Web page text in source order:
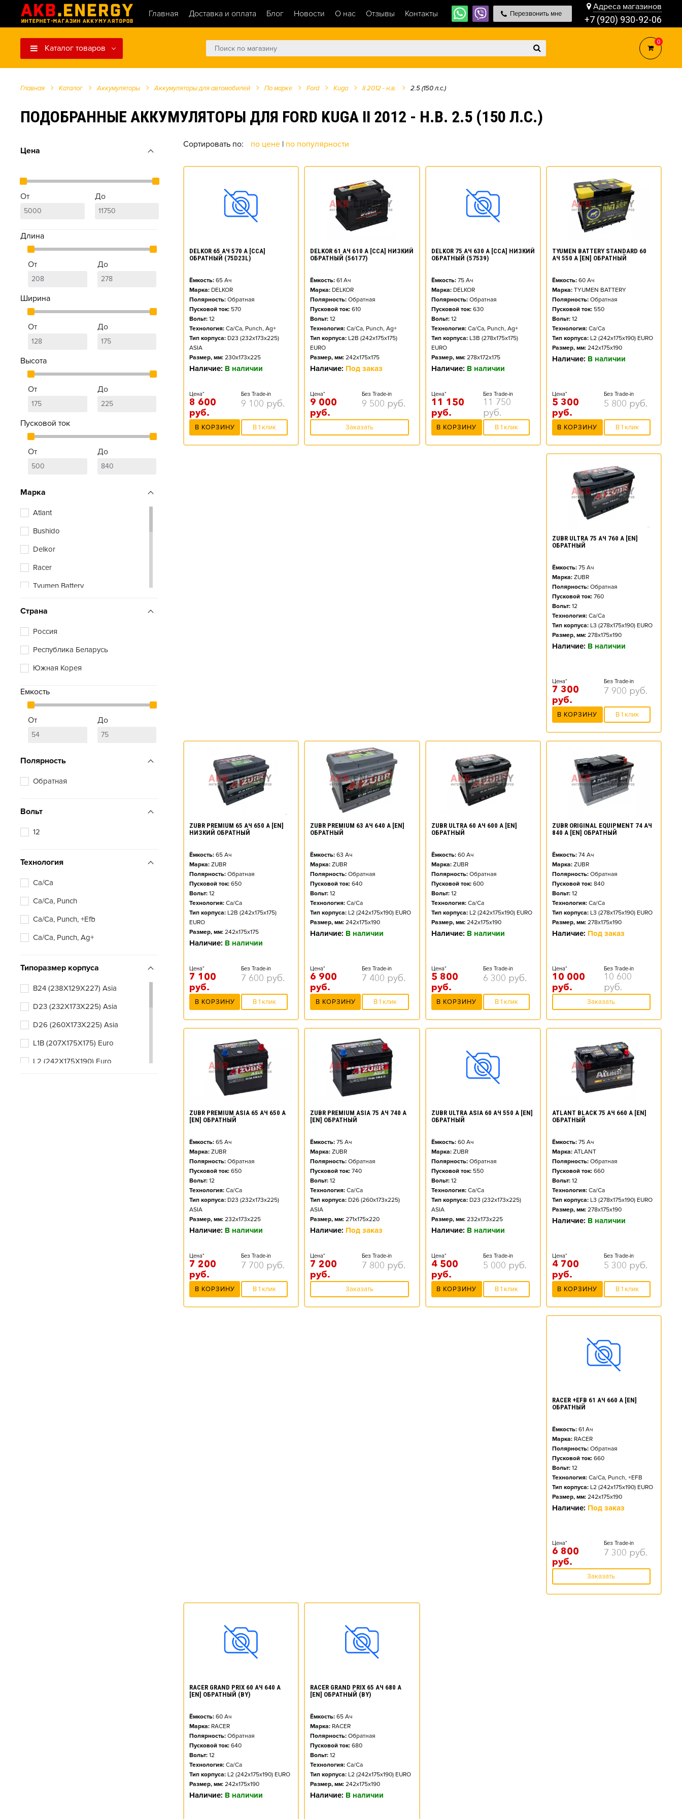
Главная Доставка и оплата Блог Новости О нас Отзывы Контакты Перезвонить мне
Адреса магазинов
+7 (920) 930-92-06
Каталог товаров
0
Главная Каталог Аккумуляторы Аккумуляторы для автомобилей По марке Ford Kuga II 2012 - н.в. 2.5 (150 л.с.)
ПОДОБРАННЫЕ АККУМУЛЯТОРЫ ДЛЯ FORD KUGA II 2012 - Н.В. 2.5 (150 Л.С.)
Цена
От До
Длина
От До
Ширина
От До
Высота
От До
Пусковой ток
От До
Марка
Atlant
Bushido
Delkor
Racer
Tyumen Battery
Страна
Россия
Республика Беларусь
Южная Корея
Емкость
От До
Полярность
Обратная
Вольт
12
Технология
Ca/Ca
Ca/Ca, Punch
Ca/Ca, Punch, +Efb
Ca/Ca, Punch, Ag+
Типоразмер корпуса
B24 (238X129X227) Asia
D23 (232X173X225) Asia
D26 (260X173X225) Asia
L1B (207X175X175) Euro
L2 (242X175X190) Euro
Сортировать по: по цене | по популярности
DELKOR 65 АЧ 570 А [CCA]
ОБРАТНЫЙ (75D23L)
Ёмкость: 65 Ач
Марка: DELKOR
Полярность: Обратная
Пусковой ток: 570
Вольт: 12
Технология: Ca/Ca, Punch, Ag+
Тип корпуса: D23 (232x173x225)
ASIA
Размер, мм: 230x173x225
Наличие: В наличии
Цена*
8 600
руб.
Без Trade-in
9 100 руб.
В КОРЗИНУ В 1 клик
DELKOR 61 АЧ 610 А [CCA] НИЗКИЙ
ОБРАТНЫЙ (56177)
Ёмкость: 61 Ач
Марка: DELKOR
Полярность: Обратная
Пусковой ток: 610
Вольт: 12
Технология: Ca/Ca, Punch, Ag+
Тип корпуса: L2B (242x175x175)
EURO
Размер, мм: 242x175x175
Наличие: Под заказ
Цена*
9 000
руб.
Без Trade-in
9 500 руб.
Заказать
DELKOR 75 АЧ 630 А [CCA] НИЗКИЙ
ОБРАТНЫЙ (57539)
Ёмкость: 75Ач
Марка: DELKOR
Полярность: Обратная
Пусковой ток: 630
Вольт: 12
Технология: Ca/Ca, Punch, Ag+
Тип корпуса: L3B (278x175x175)
EURO
Размер, мм: 278x172x175
Наличие: В наличии
Цена*
11 150
руб.
Без Trade-in
11 750
руб.
В КОРЗИНУ В 1 клик
TYUMEN BATTERY STANDARD 60
АЧ 550 А [EN] ОБРАТНЫЙ
Ёмкость: 60Ач
Марка: TYUMEN BATTERY
Полярность: Обратная
Пусковой ток: 550
Вольт: 12
Технология: Ca/Ca
Тип корпуса: L2 (242x175x190) EURO
Размер, мм: 242x175x190
Наличие: В наличии
Цена*
5 300
руб.
Без Trade-in
5 800 руб.
В КОРЗИНУ В 1 клик
ZUBR ULTRA 75 АЧ 760 А [EN]
ОБРАТНЫЙ
Ёмкость: 75Ач
Марка: ZUBR
Полярность: Обратная
Пусковой ток: 760
Вольт: 12
Технология: Ca/Ca
Тип корпуса: L3 (278x175x190) EURO
Размер, мм: 278x175x190
Наличие: В наличии
Цена*
7 300
руб.
Без Trade-in
7 900 руб.
В КОРЗИНУ В 1 клик
ZUBR PREMIUM 65 АЧ 650 А [EN]
НИЗКИЙ ОБРАТНЫЙ
Ёмкость: 65 Ач
Марка: ZUBR
Полярность: Обратная
Пусковой ток: 650
Вольт: 12
Технология: Ca/Ca
Тип корпуса: L2B (242x175x175)
EURO
Размер, мм: 242x175x175
Наличие: В наличии
Цена*
7 100
руб.
Без Trade-in
7 600 руб.
В КОРЗИНУ В 1 клик
ZUBR PREMIUM 63 АЧ 640 А [EN]
ОБРАТНЫЙ
Ёмкость: 63 Ач
Марка: ZUBR
Полярность: Обратная
Пусковой ток: 640
Вольт: 12
Технология: Ca/Ca
Тип корпуса: L2 (242x175x190) EURO
Размер, мм: 242x175x190
Наличие: В наличии
Цена*
6 900
руб.
Без Trade-in
7 400 руб.
В КОРЗИНУ В 1 клик
ZUBR ULTRA 60 АЧ 600 А [EN]
ОБРАТНЫЙ
Ёмкость: 60Ач
Марка: ZUBR
Полярность: Обратная
Пусковой ток: 600
Вольт: 12
Технология: Ca/Ca
Тип корпуса: L2 (242x175x190) EURO
Размер, мм: 242x175x190
Наличие: В наличии
Цена*
5 800
руб.
Без Trade-in
6 300 руб.
В КОРЗИНУ В 1 клик
ZUBR ORIGINAL EQUIPMENT 74 АЧ
840 А [EN] ОБРАТНЫЙ
Ёмкость: 74Ач
Марка: ZUBR
Полярность: Обратная
Пусковой ток: 840
Вольт: 12
Технология: Ca/Ca
Тип корпуса: L3 (278x175x190) EURO
Размер, мм: 278x175x190
Наличие: Под заказ
Цена*
10 000
руб.
Без Trade-in
10 600
руб.
Заказать
ZUBR PREMIUM ASIA 65 АЧ 650 А
[EN] ОБРАТНЫЙ
Ёмкость: 65 Ач
Марка: ZUBR
Полярность: Обратная
Пусковой ток: 650
Вольт: 12
Технология: Ca/Ca
Тип корпуса: D23 (232x173x225)
ASIA
Размер, мм: 232x173x225
Наличие: В наличии
Цена*
7 200
руб.
Без Trade-in
7 700 руб.
В КОРЗИНУ В 1 клик
ZUBR PREMIUM ASIA 75 АЧ 740 А
[EN] ОБРАТНЫЙ
Ёмкость: 75 Ач
Марка: ZUBR
Полярность: Обратная
Пусковой ток: 740
Вольт: 12
Технология: Ca/Ca
Тип корпуса: D26 (260x173x225)
ASIA
Размер, мм: 271x175x220
Наличие: Под заказ
Цена*
7 200
руб.
Без Trade-in
7 800 руб.
Заказать
ZUBR ULTRA ASIA 60 АЧ 550 А [EN]
ОБРАТНЫЙ
Ёмкость: 60Ач
Марка: ZUBR
Полярность: Обратная
Пусковой ток: 550
Вольт: 12
Технология: Ca/Ca
Тип корпуса: D23 (232x173x225)
ASIA
Размер, мм: 232x173x225
Наличие: В наличии
Цена*
4 500
руб.
Без Trade-in
5 000 руб.
В КОРЗИНУ В 1 клик
ATLANT BLACK 75 АЧ 660 А [EN]
ОБРАТНЫЙ
Ёмкость: 75Ач
Марка: ATLANT
Полярность: Обратная
Пусковой ток: 660
Вольт: 12
Технология: Ca/Ca
Тип корпуса: L3 (278x175x190) EURO
Размер, мм: 278x175x190
Наличие: В наличии
Цена*
4 700
руб.
Без Trade-in
5 300 руб.
В КОРЗИНУ В 1 клик
RACER +EFB 61 АЧ 660 А [EN]
ОБРАТНЫЙ
Ёмкость: 61Ач
Марка: RACER
Полярность: Обратная
Пусковой ток: 660
Вольт: 12
Технология: Ca/Ca, Punch, +EFB
Тип корпуса: L2 (242x175x190) EURO
Размер, мм: 242x175x190
Наличие: Под заказ
Цена*
6 800
руб.
Без Trade-in
7 300 руб.
Заказать
RACER GRAND PRIX 60 АЧ 640 А
[EN] ОБРАТНЫЙ (BY)
Ёмкость: 60 Ач
Марка: RACER
Полярность: Обратная
Пусковой ток: 640
Вольт: 12
Технология: Ca/Ca
Тип корпуса: L2 (242x175x190) EURO
Размер, мм: 242x175x190
Наличие: В наличии
RACER GRAND PRIX 65 АЧ 680 А
[EN] ОБРАТНЫЙ (BY)
Ёмкость: 65 Ач
Марка: RACER
Полярность: Обратная
Пусковой ток: 680
Вольт: 12
Технология: Ca/Ca
Тип корпуса: L2 (242x175x190) EURO
Размер, мм: 242x175x190
Наличие: В наличии